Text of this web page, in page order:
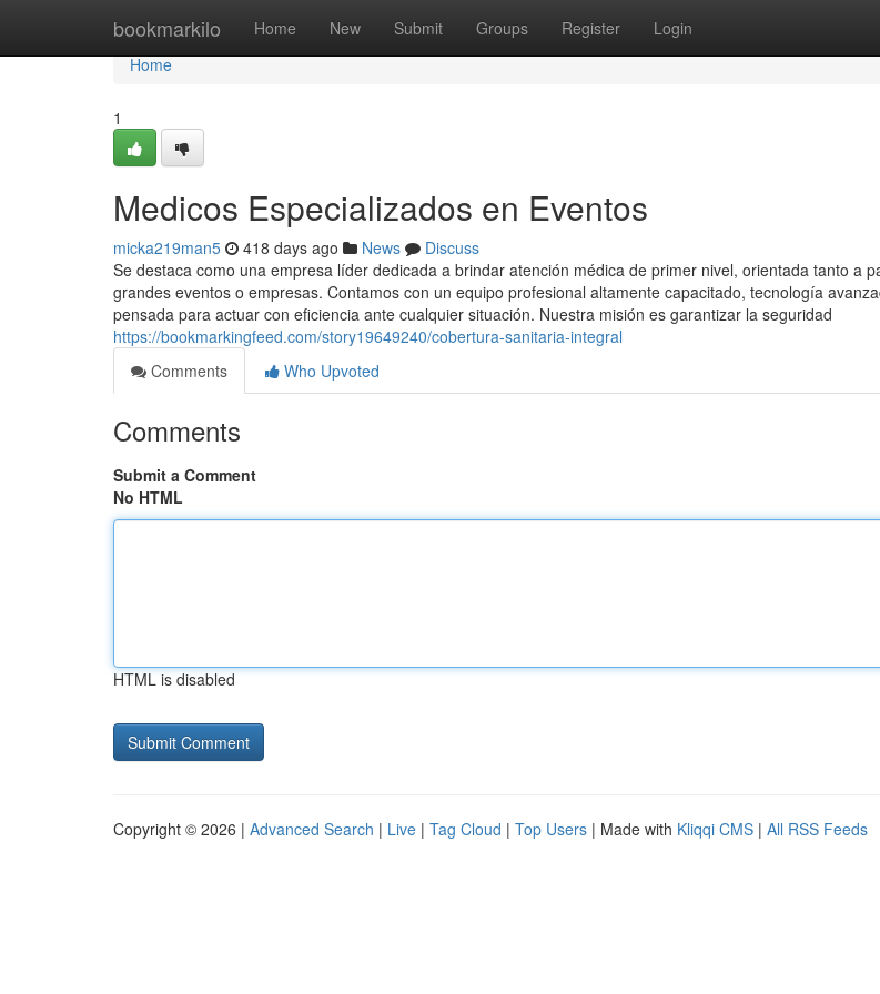
bookmarkilo Home New Submit Groups Register Login
Home
Home
1
Medicos Especializados en Eventos
micka219man5 418 days ago News
Discuss
Se destaca como una empresa líder dedicada a brindar atención médica de primer nivel, orientada tanto a
grandes eventos o empresas. Contamos con un equipo profesional altamente capacitado, tecnología
pensada para actuar con eficiencia ante cualquier situación. Nuestra misión es garantizar la seguridad
https://bookmarkingfeed.com/story19649240/cobertura-sanitaria-integral
Comments
Who Upvoted
Comments
Submit a Comment
No HTML
HTML is disabled
Copyright © 2026 | Advanced Search | Live | Tag Cloud | Top Users | Made with Kliqqi CMS | All RSS Feeds